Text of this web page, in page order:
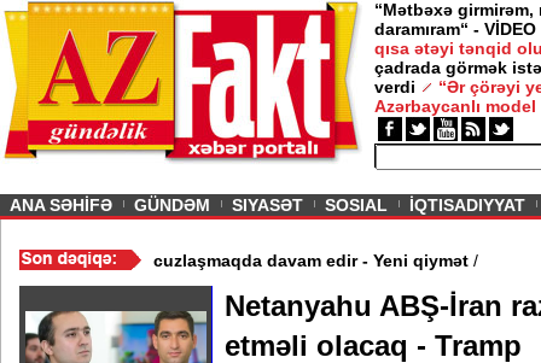
“Mətbəxə girmirəm,
daramıram“ - VİDEO
qısa ətəyi tənqid
çadrada görmək
verdi
“Ər çörəyi
Azərbaycanlı model
ANA SƏHİFƏ GÜNDƏM SIYASƏT SOSIAL İQTISADIYYAT
/ Azərbaycan nefti ucuzlaşmaqda davam edir - Yeni qiymət
Netanyahu ABŞ-İran
etməli olacaq - Tramp